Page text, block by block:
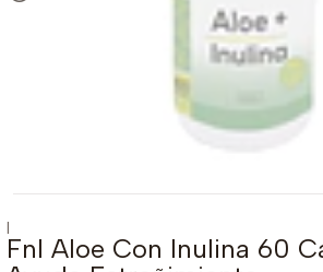
|
Fnl Aloe Con Inulina 60